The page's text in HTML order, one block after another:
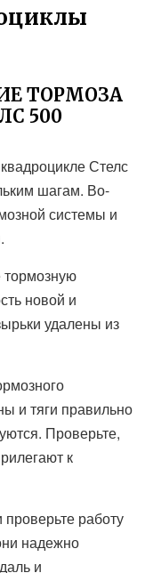
ТОРМОЗА
500
Стелс
шагам. Во-
системы и
тормозную
новой и
удалены из
и тяги правильно
Проверьте,
к
работу
надежно
и